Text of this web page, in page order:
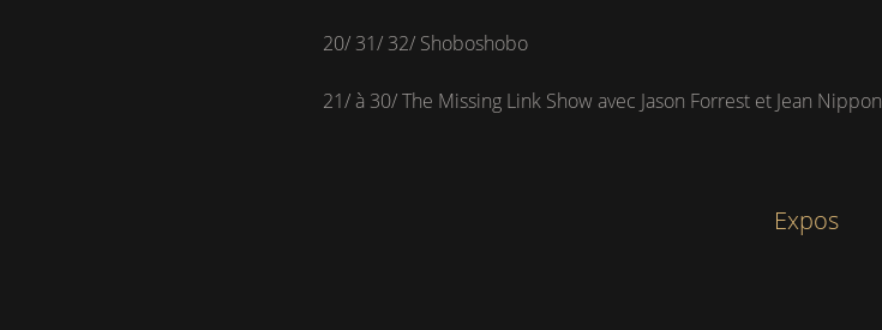
20/ 31/ 32/ Shoboshobo
21/ à 30/ The Missing Link Show avec Jason Forrest et Jean Nippon
Expos